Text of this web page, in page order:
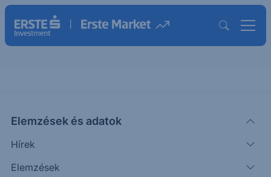
Elemzések és adatok
Hírek
Elemzések
SEJ1(XETRA)
Safran Ord Shs